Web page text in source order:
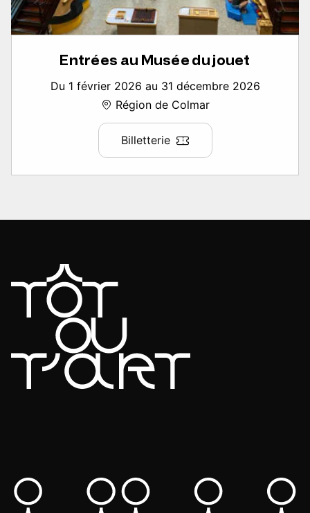
Entrées au Musée du jouet
Du 1 février 2026 au 31 décembre 2026
Région de Colmar
Billetterie